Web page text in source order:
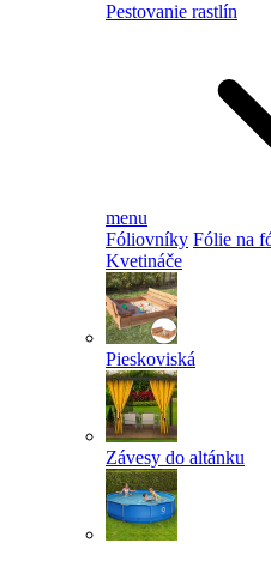
Pestovanie rastlín
menu
Fóliovníky Fólie na
Kvetináče
Pieskoviská
Závesy do altánku